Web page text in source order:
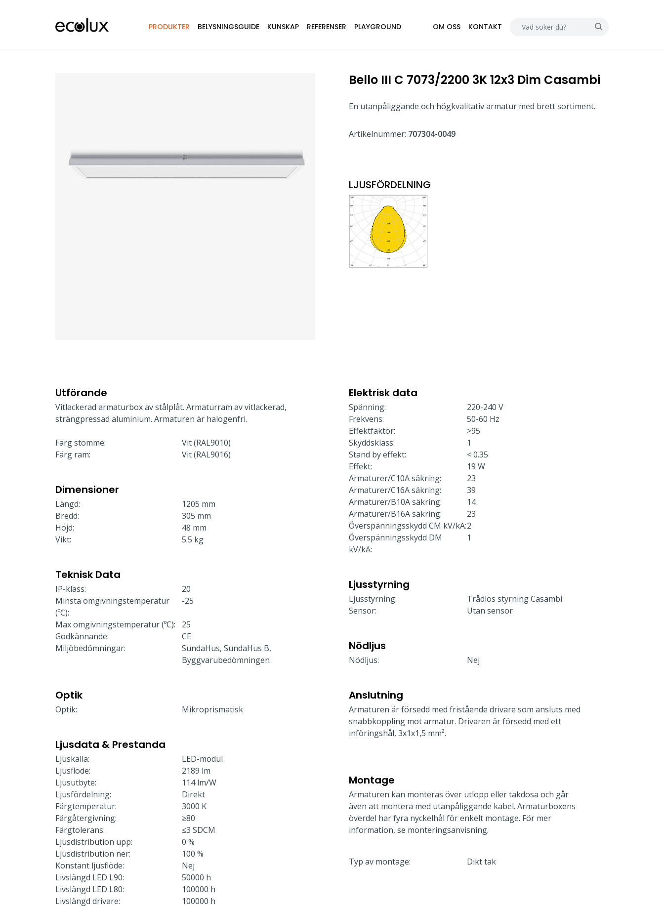
PRODUKTER BELYSNINGSGUIDE KUNSKAP REFERENSER PLAYGROUND OM OSS KONTAKT
Bello III C 7073/2200 3K 12x3 Dim Casambi
En utanpåliggande och högkvalitativ armatur med brett sortiment.
Artikelnummer: 707304-0049
LJUSFÖRDELNING
Utförande
Vitlackerad armaturbox av stålplåt. Armaturram av vitlackerad,
strängpressad aluminium. Armaturen är halogenfri.
Färg stomme:
Vit (RAL9010)
Färg ram:
Vit (RAL9016)
Dimensioner
Längd:
1205 mm
Bredd:
305 mm
Höjd:
48 mm
Vikt:
5.5 kg
Teknisk Data
IP-klass:
20
Minsta omgivningstemperatur
(ºC):
-25
Max omgivningstemperatur (ºC):
25
Godkännande:
CE
Miljöbedömningar:
SundaHus, SundaHus B,
Byggvarubedömningen
Optik
Optik: Mikroprismatisk
Ljusdata & Prestanda
Ljuskälla:
LED-modul
Ljusflöde:
2189 lm
Ljusutbyte:
114 lm/W
Ljusfördelning:
Direkt
Färgtemperatur:
3000 K
Färgåtergivning:
≥80
Färgtolerans:
≤3 SDCM
Ljusdistribution upp:
0 %
Ljusdistribution ner:
100 %
Konstant ljusflöde:
Nej
Livslängd LED L90:
50000 h
Livslängd LED L80:
100000 h
Livslängd drivare:
100000 h
Elektrisk data
Spänning:
220-240 V
Frekvens:
50-60 Hz
Effektfaktor:
>95
Skyddsklass:
1
Stand by effekt:
< 0.35
Effekt:
19 W
Armaturer/C10A säkring:
23
Armaturer/C16A säkring:
39
Armaturer/B10A säkring:
14
Armaturer/B16A säkring:
23
Överspänningsskydd CM kV/kA:2
Överspänningsskydd DM
kV/kA:
1
Ljusstyrning
Ljusstyrning:
Trådlös styrning Casambi
Sensor:
Utan sensor
Nödljus
Nödljus: Nej
Anslutning
Armaturen är försedd med fristående drivare som ansluts med
snabbkoppling mot armatur. Drivaren är försedd med ett
införingshål, 3x1x1,5 mm².
Montage
Armaturen kan monteras över utlopp eller takdosa och går
även att montera med utanpåliggande kabel. Armaturboxens
överdel har fyra nyckelhål för enkelt montage. För mer
information, se monteringsanvisning.
Typ av montage: Dikt tak